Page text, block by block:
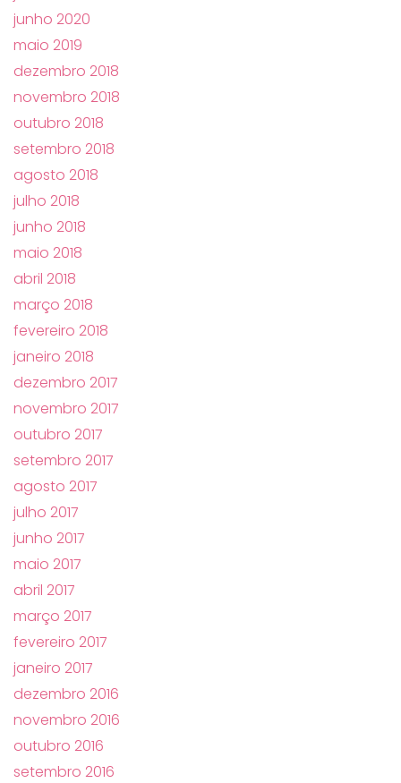
junho 2020
maio 2019
dezembro 2018
novembro 2018
outubro 2018
setembro 2018
agosto 2018
julho 2018
junho 2018
maio 2018
abril 2018
março 2018
fevereiro 2018
janeiro 2018
dezembro 2017
novembro 2017
outubro 2017
setembro 2017
agosto 2017
julho 2017
junho 2017
maio 2017
abril 2017
março 2017
fevereiro 2017
janeiro 2017
dezembro 2016
novembro 2016
outubro 2016
setembro 2016